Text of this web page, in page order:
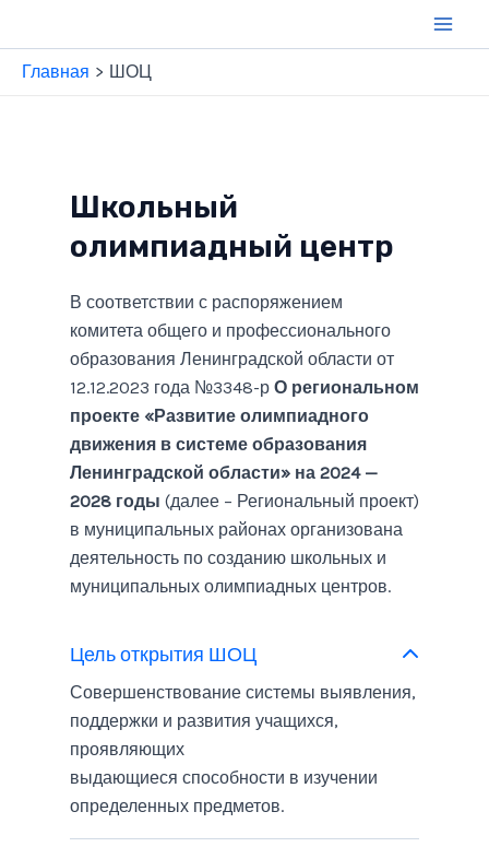
содержимому
Main
Главная ШОЦ
Школьный
олимпиадный центр
В соответствии с распоряжением
комитета общего и профессионального
образования Ленинградской области от
12.12.2023 года №3348-р О региональном
проекте «Развитие олимпиадного
движения в системе образования
Ленинградской области» на 2024 —
2028 годы (далее – Региональный проект)
в муниципальных районах организована
деятельность по созданию школьных и
муниципальных олимпиадных центров.
Цель открытия ШОЦ
Совершенствование системы выявления,
поддержки и развития учащихся,
проявляющих
выдающиеся способности в изучении
определенных предметов.